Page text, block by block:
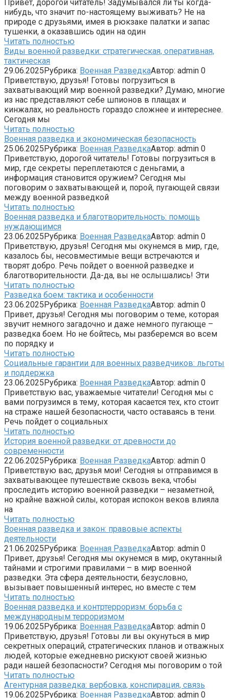
Привет, дорогой читатель! Задумывался ли ты когда-
нибудь, что значит по-настоящему выживать? Не на
природе с друзьями, имея в рюкзаке палатки и запас
тушенки, а оказавшись один на один
Читать полностью
Виды военной разведки: стратегическая, оперативная,
тактическая
29.06.2025Рубрика: Военная РазведкаАвтор: admin 0
Приветствую, друзья! Готовы погрузиться в
захватывающий мир военной разведки? Думаю, многие
из нас представляют себе шпионов в плащах и
кинжалах, но реальность гораздо сложнее и интереснее.
Сегодня мы
Читать полностью
Военная разведка и экономическая безопасность
25.06.2025Рубрика: Военная РазведкаАвтор: admin 0
Приветствую, дорогой читатель! Готовы погрузиться в
мир, где секреты переплетаются с деньгами, а
информация становится оружием? Сегодня мы
поговорим о захватывающей и, порой, пугающей связи
между военной разведкой
Читать полностью
Военная разведка и благотворительность: помощь
нуждающимся
23.06.2025Рубрика: Военная РазведкаАвтор: admin 0
Приветствую, друзья! Сегодня мы окунемся в мир, где,
казалось бы, несовместимые вещи встречаются и
творят добро. Речь пойдет о военной разведке и
благотворительности. Да-да, вы не ослышались! Эти
Читать полностью
Разведка боем: тактика и особенности
23.06.2025Рубрика: Военная РазведкаАвтор: admin 0
Привет, друзья! Сегодня мы поговорим о теме, которая
звучит немного загадочно и даже немного пугающе –
разведка боем. Но не бойтесь, мы разберемся во всем
по порядку и
Читать полностью
Социальные гарантии для военных разведчиков: льготы
и поддержка
23.06.2025Рубрика: Военная РазведкаАвтор: admin 0
Приветствую вас, уважаемые читатели! Сегодня мы с
вами погрузимся в тему, которая касается тех, кто стоит
на страже нашей безопасности, часто оставаясь в тени.
Речь пойдет о социальных
Читать полностью
История военной разведки: от древности до
современности
22.06.2025Рубрика: Военная РазведкаАвтор: admin 0
Приветствую вас, друзья мои! Сегодня ы отправимся в
захватывающее путешествие сквозь века, чтобы
проследить историю военной разведки – незаметной,
но крайне важной силы, которая испокон веков влияла
на
Читать полностью
Военная разведка и закон: правовые аспекты
деятельности
21.06.2025Рубрика: Военная РазведкаАвтор: admin 0
Привет, друзья! Сегодня мы окунемся в мир, окутанный
тайнами и строгими правилами – в мир военной
разведки. Эта сфера деятельности, безусловно,
вызывает повышенный интерес, но вместе с тем
Читать полностью
Военная разведка и контртерроризм: борьба с
международным терроризмом
19.06.2025Рубрика: Военная РазведкаАвтор: admin 0
Приветствую, друзья! Готовы ли вы окунуться в мир
секретных операций, стратегических планов и отважных
людей, которые ежедневно рискуют своей жизнью
ради нашей безопасности? Сегодня мы поговорим о той
Читать полностью
Агентурная разведка: вербовка, конспирация, связь
19.06.2025Рубрика: Военная РазведкаАвтор: admin 0